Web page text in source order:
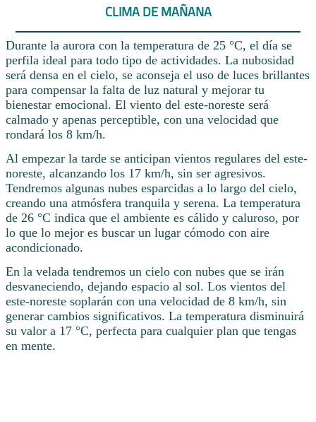
CLIMA DE MAÑANA
Durante la aurora con la temperatura de 25 °C, el día se
perfila ideal para todo tipo de actividades. La nubosidad
será densa en el cielo, se aconseja el uso de luces brillantes
para compensar la falta de luz natural y mejorar tu
bienestar emocional. El viento del este-noreste será
calmado y apenas perceptible, con una velocidad que
rondará los 8 km/h.
Al empezar la tarde se anticipan vientos regulares del este-
noreste, alcanzando los 17 km/h, sin ser agresivos.
Tendremos algunas nubes esparcidas a lo largo del cielo,
creando una atmósfera tranquila y serena. La temperatura
de 26 °C indica que el ambiente es cálido y caluroso, por
lo que lo mejor es buscar un lugar cómodo con aire
acondicionado.
En la velada tendremos un cielo con nubes que se irán
desvaneciendo, dejando espacio al sol. Los vientos del
este-noreste soplarán con una velocidad de 8 km/h, sin
generar cambios significativos. La temperatura disminuirá
su valor a 17 °C, perfecta para cualquier plan que tengas
en mente.